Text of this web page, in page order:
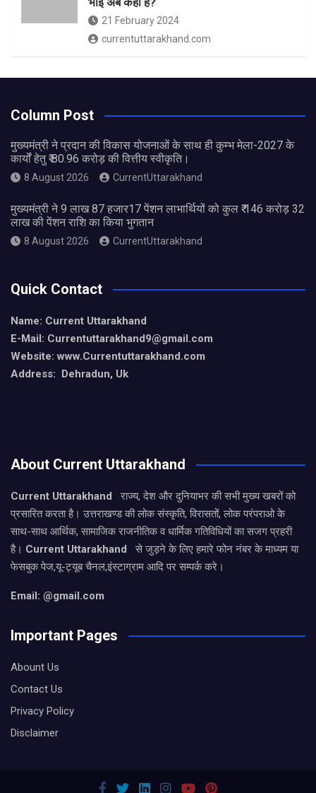
21 February 2024
currentuttarakhand.com
Column Post
मुख्यमंत्री ने प्रदान की विकास योजनाओं के साथ ही कुम्भ मेला-2027 के
कार्यों हेतु ₹ 80.96 करोड़ की वित्तीय स्वीकृति।
8 August 2026 CurrentUttarakhand
मुख्यमंत्री ने 9 लाख 87 हजार17 पेंशन लाभार्थियों को कुल ₹ 146 करोड़ 32
लाख की पेंशन राशि का किया भुगतान
8 August 2026 CurrentUttarakhand
Quick Contact
Name: Current Uttarakhand
E-Mail: Currentuttarakhand9@gmail.com
Website: www.Currentuttarakhand.com
Address: Dehradun, Uk
About Current Uttarakhand
Current Uttarakhand
राज्य, देश और दुनियाभर की सभी मुख्य खबरों को
प्रसारित करता है। उत्तराखण्ड की लोक संस्कृति, विरासतों, लोक परंपराओ के
साथ-साथ आर्थिक, सामाजिक राजनीतिक व धार्मिक गतिविधियों का सजग प्रहरी
है। Current Uttarakhand
से जुड़ने के लिए हमारे फोन नंबर के माध्यम या
फेसबुक पेज,यू-ट्यूब चैनल,इंस्टाग्राम आदि पर सम्पर्क करे।
Email: @gmail.com
Important Pages
Abount Us
Contact Us
Privacy Policy
Disclaimer